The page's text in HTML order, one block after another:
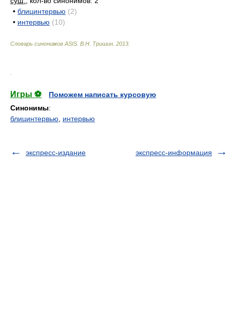
• блицинтервью (2)
• интервью (10)
Словарь синонимов ASIS. В.Н. Тришин 2013
Игры ⚽
Поможем написать курсовую
Синонимы:
блицинтервью
интервью
экспресс-издание экспресс-информация